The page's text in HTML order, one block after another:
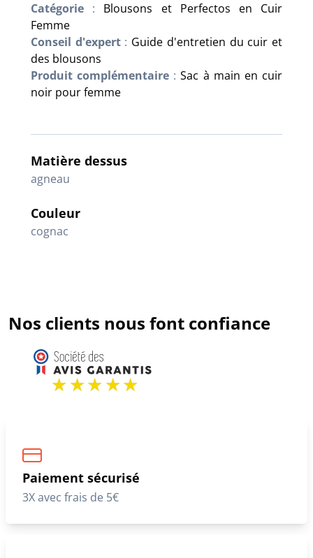
Catégorie : Blousons et Perfectos en Cuir
Femme
Conseil d'expert: Guide d'entretien du cuir et
des blousons
Produit complémentaire :Sac à main en cuir
noir pour femme
Matière dessus
agneau
Couleur
cognac
Nos clients nous font confiance
Paiement sécurisé
3X avec frais de 5€